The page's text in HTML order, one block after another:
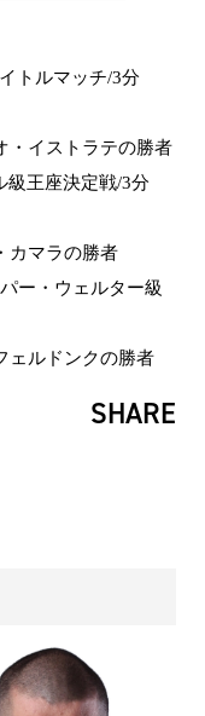
トルマッチ/3分
・イストラテの勝者
級王座決定戦/3分
カマラの勝者
ー・ウェルター級
ェルドンクの勝者
SHARE